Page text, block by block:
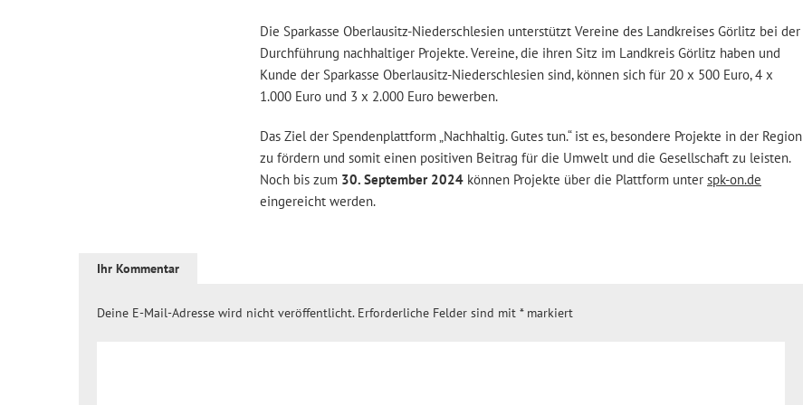
Die Sparkasse Oberlausitz-Niederschlesien unterstützt Vereine des Landkreises Görlitz bei der
Durchführung nachhaltiger Projekte. Vereine, die ihren Sitz im Landkreis Görlitz haben und
Kunde der Sparkasse Oberlausitz-Niederschlesien sind, können sich für 20 x 500 Euro, 4 x
1.000 Euro und 3 x 2.000 Euro bewerben.
Das Ziel der Spendenplattform „Nachhaltig. Gutes tun.“ ist es, besondere Projekte in der Region
zu fördern und somit einen positiven Beitrag für die Umwelt und die Gesellschaft zu leisten.
Noch bis zum 30. September 2024 können Projekte über die Plattform unter spk-on.de
eingereicht werden.
Ihr Kommentar
Deine E-Mail-Adresse wird nicht veröffentlicht. Erforderliche Felder sind mit *markiert